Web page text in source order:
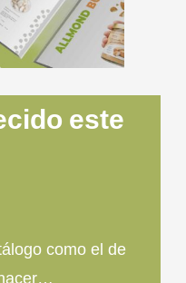
este
como el de